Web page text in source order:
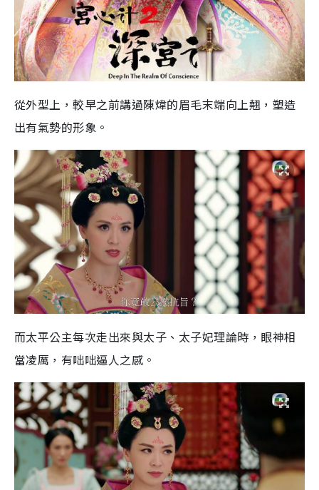
從外型上，較早之前講過陳煒的眉毛末端向上翹，塑造
出有氣勢的形象。
而太平公主每次走出來與太子、太子妃理論時，眼神相
當凌厲，有咄咄逼人之感。